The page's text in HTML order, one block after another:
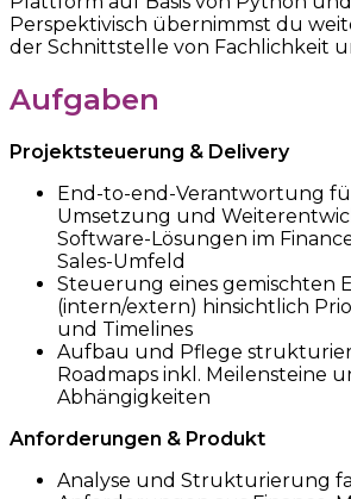
Perspektivisch übernimmst du
der Schnittstelle von Fachlichkeit
Aufgaben
Projektsteuerung & Delivery
End-to-end-Verantwortung
Umsetzung und
Software-Lösungen im
Sales-Umfeld
Steuerung eines gemischten
(intern/extern) hinsichtlich
und Timelines
Aufbau und Pflege
Roadmaps inkl. Meilensteine
Abhängigkeiten
Anforderungen & Produkt
Analyse und Strukturierung